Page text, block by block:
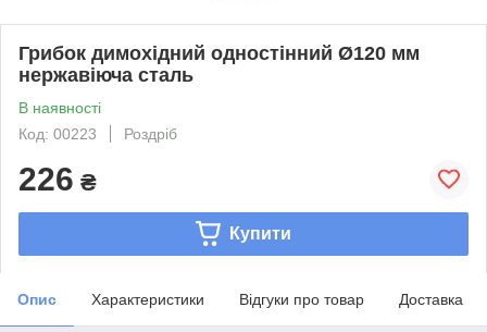
Грибок димохідний одностінний Ø120 мм
нержавіюча сталь
В наявності
Код: 00223
Роздріб
226 ₴
Купити
Опис Характеристики Відгуки про товар Доставка